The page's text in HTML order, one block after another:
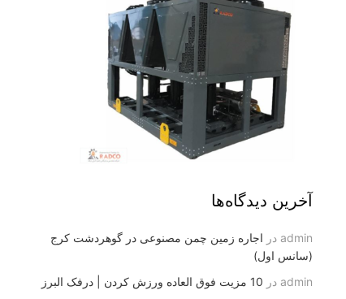
آخرین دیدگاه‌ها
admin در اجاره زمین چمن مصنوعی در گوهردشت کرج
(سانس اول)
admin در 10 مزیت فوق العاده ورزش کردن | درفک البرز